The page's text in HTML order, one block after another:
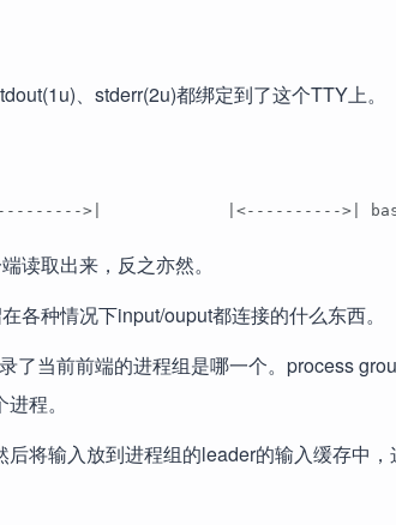
、stderr(2u)都绑定到了这个TTY上。
>|
读取出来，反之亦然。
各种情况下input/ouput都连接的什么东西。
了当前前端的进程组是哪一个。process
程。
将输入放到进程组的leader的输入缓存中